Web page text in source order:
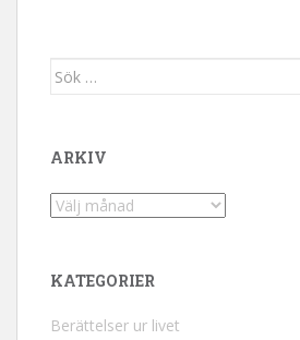
Sök efter:
ARKIV
Arkiv
KATEGORIER
Berättelser ur livet